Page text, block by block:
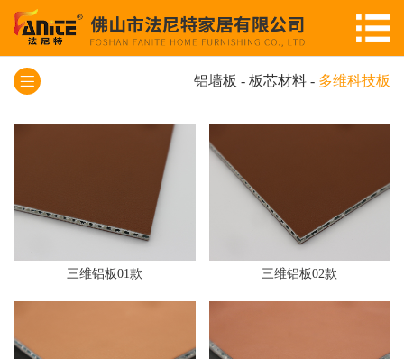
铝墙板 - 板芯材料 - 多维科技板
三维铝板01款 三维铝板02款